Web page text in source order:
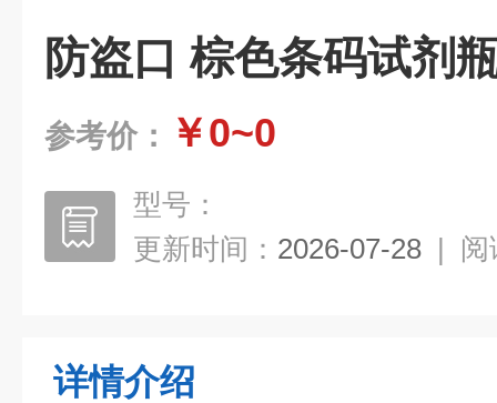
防盗口 棕色条码试剂
参考价： ￥0~0
型号：
更新时间： 2026-07-28 | 阅
详情介绍